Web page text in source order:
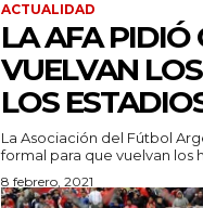
ACTUALIDAD
LA AFA PIDIÓ
VUELVAN
LOS
La Asociación del Fútbol
formal para que vuelvan los
8 febrero, 2021